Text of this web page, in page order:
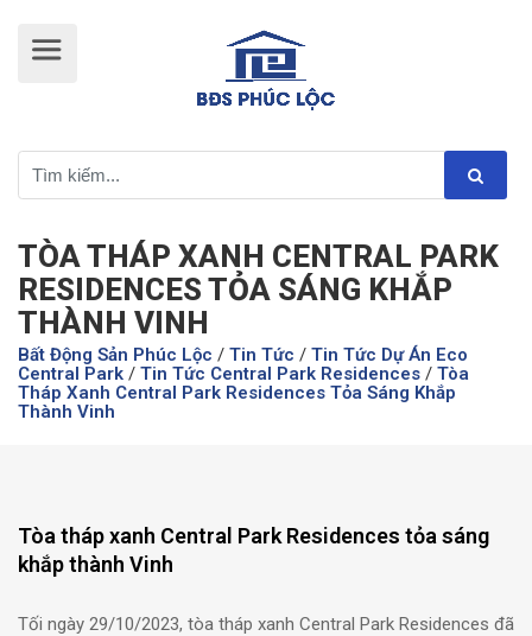
TÒA THÁP XANH CENTRAL PARK
RESIDENCES TỎA SÁNG KHẮP
THÀNH VINH
Bất Động Sản Phúc Lộc / Tin Tức / Tin Tức Dự Án Eco
Central Park / Tin Tức Central Park Residences / Tòa
Tháp Xanh Central Park Residences Tỏa Sáng Khắp
Thành Vinh
Tòa tháp xanh Central Park Residences tỏa sáng
khắp thành Vinh
Tối ngày 29/10/2023, tòa tháp xanh Central Park Residences đã